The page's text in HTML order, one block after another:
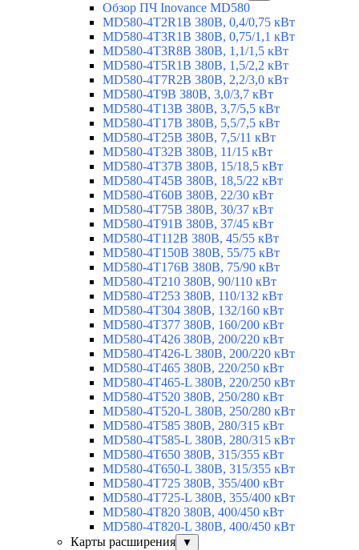
Обзор ПЧ Inovance MD580
MD580-4T2R1B 380В, 0,4/0,75 кВт
MD580-4T3R1B 380В, 0,75/1,1 кВт
MD580-4T3R8B 380В, 1,1/1,5 кВт
MD580-4T5R1B 380В, 1,5/2,2 кВт
MD580-4T7R2B 380В, 2,2/3,0 кВт
MD580-4T9B 380В, 3,0/3,7 кВт
MD580-4T13B 380В, 3,7/5,5 кВт
MD580-4T17B 380В, 5,5/7,5 кВт
MD580-4T25B 380В, 7,5/11 кВт
MD580-4T32B 380В, 11/15 кВт
MD580-4T37B 380В, 15/18,5 кВт
MD580-4T45B 380В, 18,5/22 кВт
MD580-4T60B 380В, 22/30 кВт
MD580-4T75B 380В, 30/37 кВт
MD580-4T91B 380В, 37/45 кВт
MD580-4T112B 380В, 45/55 кВт
MD580-4T150B 380В, 55/75 кВт
MD580-4T176B 380В, 75/90 кВт
MD580-4T210 380В, 90/110 кВт
MD580-4T253 380В, 110/132 кВт
MD580-4T304 380В, 132/160 кВт
MD580-4T377 380В, 160/200 кВт
MD580-4T426 380В, 200/220 кВт
MD580-4T426-L 380В, 200/220 кВт
MD580-4T465 380В, 220/250 кВт
MD580-4T465-L 380В, 220/250 кВт
MD580-4T520 380В, 250/280 кВт
MD580-4T520-L 380В, 250/280 кВт
MD580-4T585 380В, 280/315 кВт
MD580-4T585-L 380В, 280/315 кВт
MD580-4T650 380В, 315/355 кВт
MD580-4T650-L 380В, 315/355 кВт
MD580-4T725 380В, 355/400 кВт
MD580-4T725-L 380В, 355/400 кВт
MD580-4T820 380В, 400/450 кВт
MD580-4T820-L 380В, 400/450 кВт
Карты расширения
▼